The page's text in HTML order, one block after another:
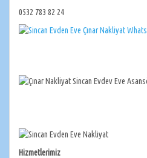
0532 783 82 24
Hizmetlerimiz